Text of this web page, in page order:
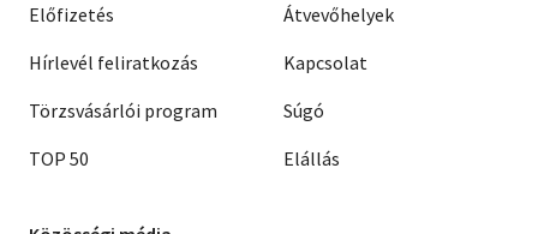
Előfizetés
Hírlevél feliratkozás
Törzsvásárlói program
TOP 50
Átvevőhelyek
Kapcsolat
Súgó
Elállás